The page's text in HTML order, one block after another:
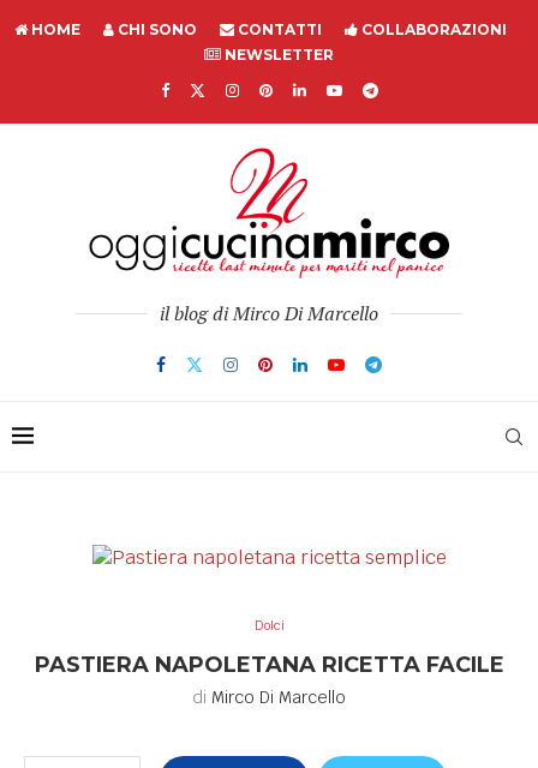
HOME CHI SONO CONTATTI
COLLABORAZIONI
NEWSLETTER
il blog di Mirco Di Marcello
Dolci
PASTIERA NAPOLETANA RICETTA FACILE
di Mirco Di Marcello